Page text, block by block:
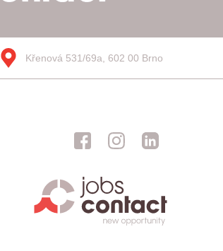
Křenová 531/69a, 602 00 Brno